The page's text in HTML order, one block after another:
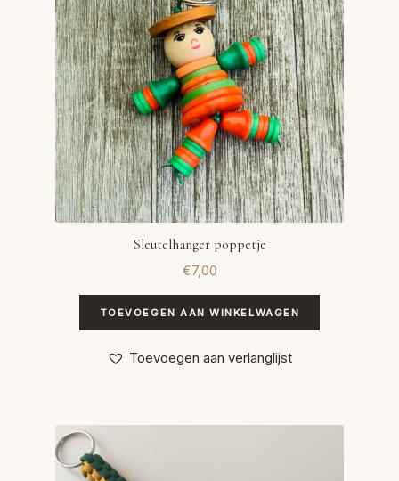
VOLG BESTELLING
WINKEL
WINKELWAGEN
Sleutelhanger poppetje
€7,00
TOEVOEGEN AAN WINKELWAGEN
Toevoegen aan verlanglijst